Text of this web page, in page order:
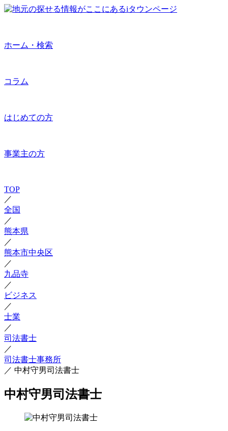
ホーム・検索
コラム
はじめての方
事業主の方
TOP
／
全国
／
熊本県
／
熊本市中央区
／
九品寺
／
ビジネス
／
士業
／
司法書士
／
司法書士事務所
／ 中村守男司法書士
中村守男司法書士